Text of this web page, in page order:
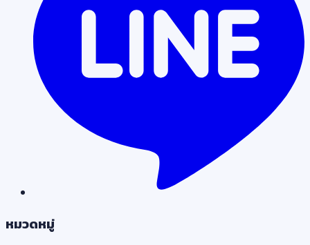
หมวดหมู่